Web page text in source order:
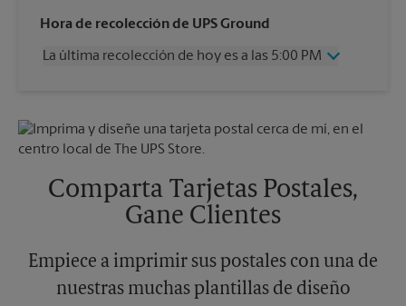
Miércoles
5:00 PM
Viernes
5:00 PM
Martes
Hora de recolección de UPS Ground
La última recolección de hoy es a las 5:00 PM
Viernes
5:00 PM
Sábado
Sin Recolección
Lunes
5:00 PM
5:00 PM
Comparta Tarjetas Postales,
Gane Clientes
Empiece a imprimir sus postales con una de
nuestras muchas plantillas de diseño